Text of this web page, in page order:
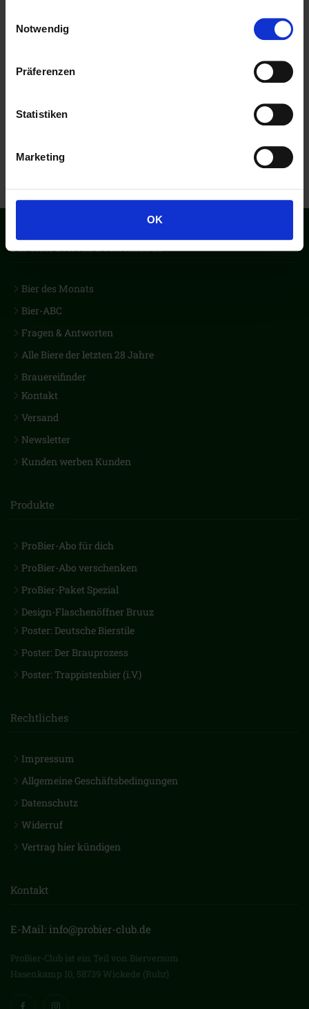
Notwendig
Präferenzen
Statistiken
Marketing
OK
Der erste Biercub Deutschlands
Bier des Monats
Bier-ABC
Fragen & Antworten
Alle Biere der letzten 28 Jahre
Brauereifinder
Kontakt
Versand
Newsletter
Kunden werben Kunden
Produkte
ProBier-Abo für dich
ProBier-Abo verschenken
ProBier-Paket Spezial
Design-Flaschenöffner Bruuz
Poster: Deutsche Bierstile
Poster: Der Brauprozess
Poster: Trappistenbier (i.V.)
Rechtliches
Impressum
Allgemeine Geschäftsbedingungen
Datenschutz
Widerruf
Vertrag hier kündigen
Kontakt
E-Mail: info@probier-club.de
ProBier-Club ist ein Teil von Bierversum
Hasenkamp 10, 58739 Wickede (Ruhr)